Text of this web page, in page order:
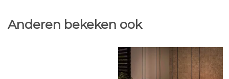
Anderen bekeken ook